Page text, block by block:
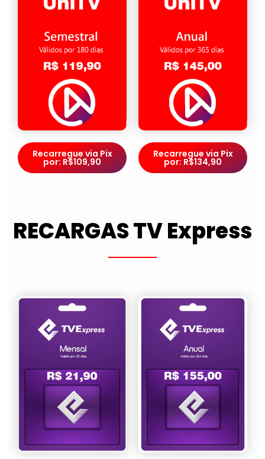
Recarregue via Pix
por: R$109,90
Recarregue via Pix
por: R$134,90
RECARGAS TV Express